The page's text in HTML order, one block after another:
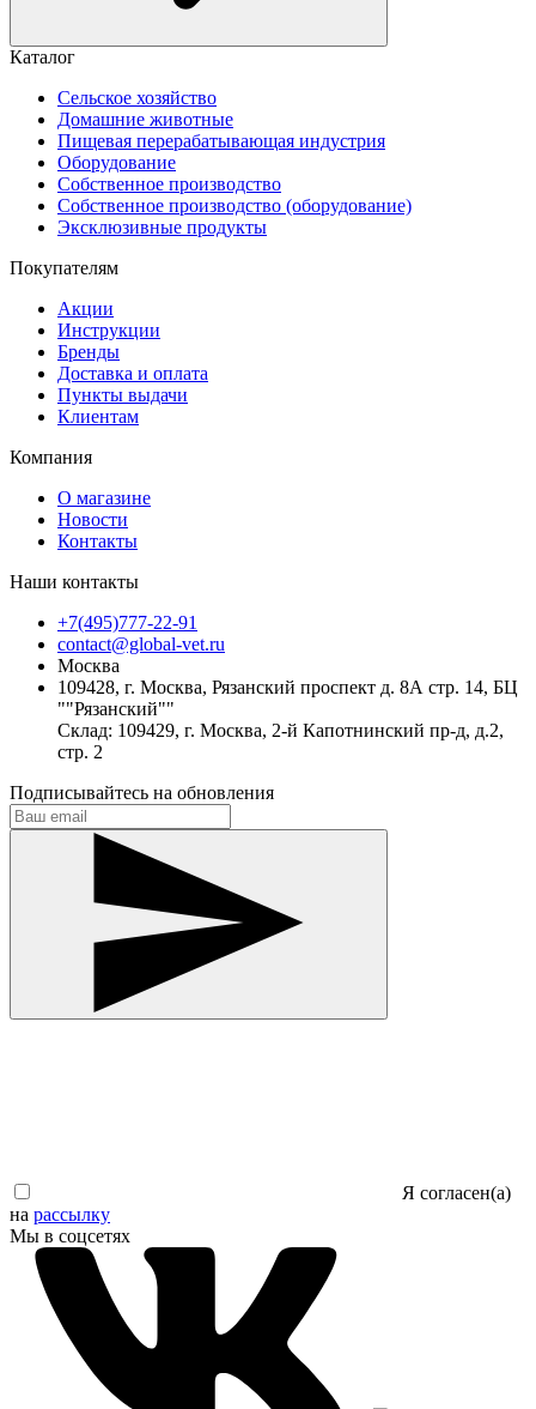
Каталог
Сельское хозяйство
Домашние животные
Пищевая перерабатывающая индустрия
Оборудование
Собственное производство
Собственное производство (оборудование)
Эксклюзивные продукты
Покупателям
Акции
Инструкции
Бренды
Доставка и оплата
Пункты выдачи
Клиентам
Компания
О магазине
Новости
Контакты
Наши контакты
+7(495)777-22-91
contact@global-vet.ru
Москва
109428, г. Москва, Рязанский проспект д. 8А стр. 14, БЦ
""Рязанский""
Склад: 109429, г. Москва, 2-й Капотнинский пр-д, д.2,
стр. 2
Подписывайтесь на обновления
Я согласен(а)
на рассылку
Мы в соцсетях